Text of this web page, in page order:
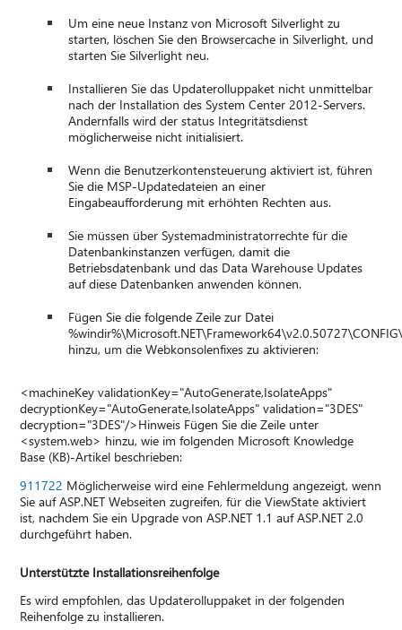
Um eine neue Instanz von Microsoft Silverlight zu
starten, löschen Sie den Browsercache in Silverlight, und
starten Sie Silverlight neu.
Installieren Sie das Updaterolluppaket nicht unmittelbar
nach der Installation des System Center 2012-Servers.
Andernfalls wird der status Integritätsdienst
möglicherweise nicht initialisiert.
Wenn die Benutzerkontensteuerung aktiviert ist, führen
Sie die MSP-Updatedateien an einer
Eingabeaufforderung mit erhöhten Rechten aus.
Sie müssen über Systemadministratorrechte für die
Datenbankinstanzen verfügen, damit die
Betriebsdatenbank und das Data Warehouse Updates
auf diese Datenbanken anwenden können.
Fügen Sie die folgende Zeile zur Datei
hinzu, um die Webkonsolenfixes zu aktivieren:
<machineKey validationKey="AutoGenerate,IsolateApps"
decryptionKey="AutoGenerate,IsolateApps" validation="3DES"
decryption="3DES"/>Hinweis Fügen Sie die Zeile unter
<system.web> hinzu, wie im folgenden Microsoft Knowledge
Base (KB)-Artikel beschrieben:
911722 Möglicherweise wird eine Fehlermeldung angezeigt, wenn
Sie auf ASP.NET Webseiten zugreifen, für die ViewState aktiviert
ist, nachdem Sie ein Upgrade von ASP.NET 1.1 auf ASP.NET 2.0
durchgeführt haben.
Unterstützte Installationsreihenfolge
Es wird empfohlen, das Updaterolluppaket in der folgenden
Reihenfolge zu installieren.